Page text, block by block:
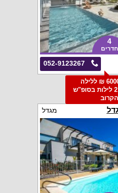
4
חדרים
052-9123267
החל מ6000 ₪ ללילה
למזמינים 2 לילות בסופ"ש
הקרוב
מגדל